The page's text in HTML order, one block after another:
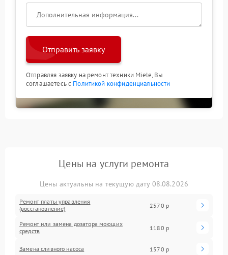
Отправить заявку
Отправляя заявку на ремонт техники Miele, Вы
соглашаетесь с Политикой конфиденциальности
Цены на услуги ремонта
Цены актуальны на текущую дату 08.08.2026
Ремонт платы управления
(восстановление)
2570 р
Ремонт или замена дозатора моющих
средств
1180 р
Замена сливного насоса 1570 р